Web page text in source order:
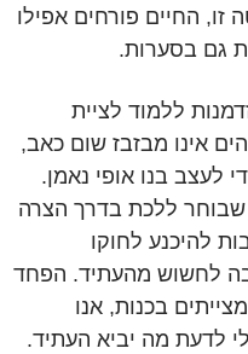
החיים פורחים אפילו
גם בסערות.
ללמוד לציית
אינו מבזבז שום כאב,
בנו אופי נאמן.
ללכת בדרך הצרה
להיכנע לחוקו
לחשוש מהעתיד. הפחד
בכנות, אנו
לדעת מה יביא העתיד.